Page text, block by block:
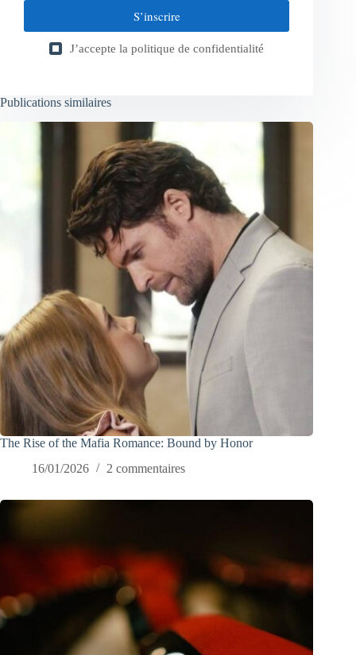
S’inscrire
J’accepte la politique de confidentialité
Publications similaires
The Rise of the Mafia Romance: Bound by Honor
16/01/2026
2 commentaires